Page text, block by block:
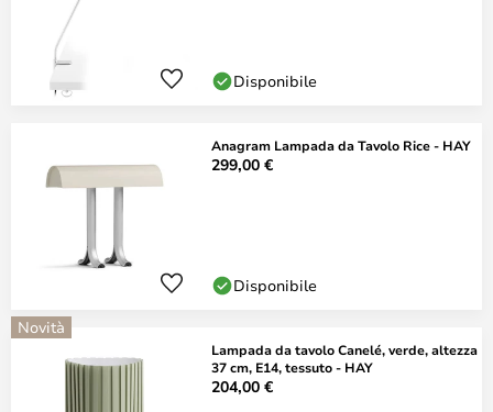
Disponibile
Anagram Lampada da Tavolo Rice - HAY
299,00 €
Disponibile
Novità
Lampada da tavolo Canelé, verde, altezza
37 cm, E14, tessuto - HAY
204,00 €